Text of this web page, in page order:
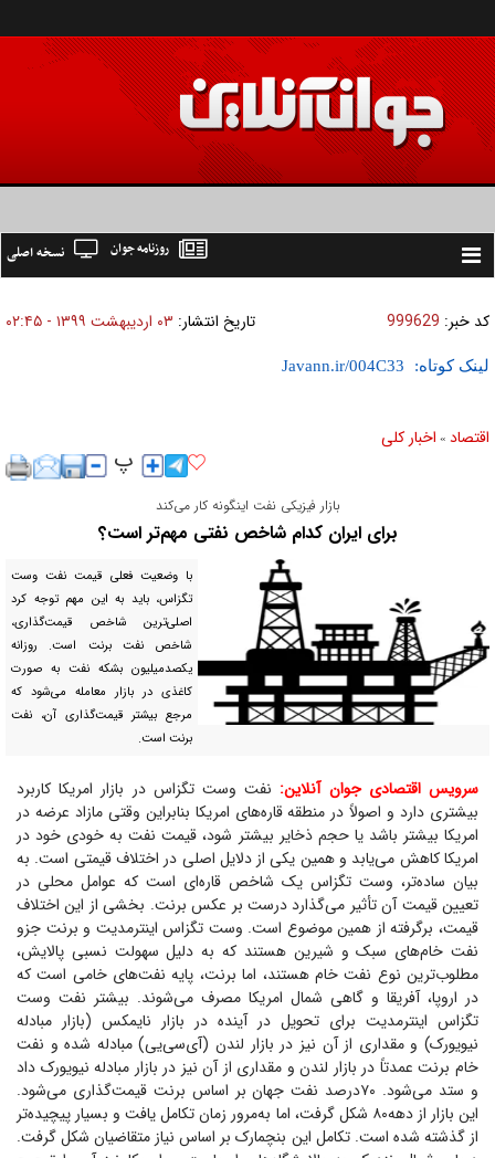
Toggle
نسخه اصلی روزنامه جوان
کد خبر: 999629 تاریخ انتشار: ۰۳ ارديبهشت ۱۳۹۹ - ۰۲:۴۵
لینک کوتاه:
اقتصاد » اخبار کلی
بازار فیزیکی نفت اینگونه کار می‌کند
برای ایران کدام شاخص نفتی مهم‌تر است؟
با وضعیت فعلی قیمت نفت وست
تگزاس، باید به این مهم توجه کرد
اصلی‌ترین شاخص قیمت‌گذاری،
شاخص نفت برنت است. روزانه
یکصد‌میلیون بشکه نفت به صورت
کاغذی در بازار معامله می‌شود که
مرجع بیشتر قیمت‌گذاری آن، نفت
برنت است.
سرویس اقتصادی جوان آنلاین: نفت وست تگزاس در بازار امریکا کاربرد
بیشتری دارد و اصولاً در منطقه قاره‌های امریکا بنابراین وقتی مازاد عرضه در
امریکا بیشتر باشد یا حجم ذخایر بیشتر شود، قیمت نفت به خودی خود در
امریکا کاهش می‌یابد و همین یکی از دلایل اصلی در اختلاف قیمتی است. به
بیان ساده‌تر، وست تگزاس یک شاخص قاره‌ای است که عوامل محلی در
تعیین قیمت آن تأثیر می‌گذارد درست بر عکس برنت. بخشی از این اختلاف
قیمت، برگرفته از همین موضوع است. وست تگزاس اینترمدیت و برنت جزو
نفت خام‌های سبک و شیرین هستند که به دلیل سهولت نسبی پالایش،
مطلوب‌ترین نوع نفت خام هستند، اما برنت، پایه نفت‌های خامی است که
در اروپا، آفریقا و گاهی شمال امریکا مصرف می‌شوند. بیشتر نفت وست
تگزاس اینترمدیت برای تحویل در آینده در بازار نایمکس (بازار مبادله
نیویورک) و مقداری از آن نیز در بازار لندن (آی‌سی‌یی) مبادله شده و نفت
خام برنت عمدتاً در بازار لندن و مقداری از آن نیز در بازار مبادله نیویورک داد
و ستد می‌شود. ۷۰‌درصد نفت جهان بر اساس برنت قیمت‌گذاری می‌شود.
این بازار از دهه‌۸۰ شکل گرفت، اما به‌مرور زمان تکامل یافت و بسیار پیچیده‌تر
از گذشته شده است. تکامل این بنچمارک بر اساس نیاز متقاضیان شکل گرفت.